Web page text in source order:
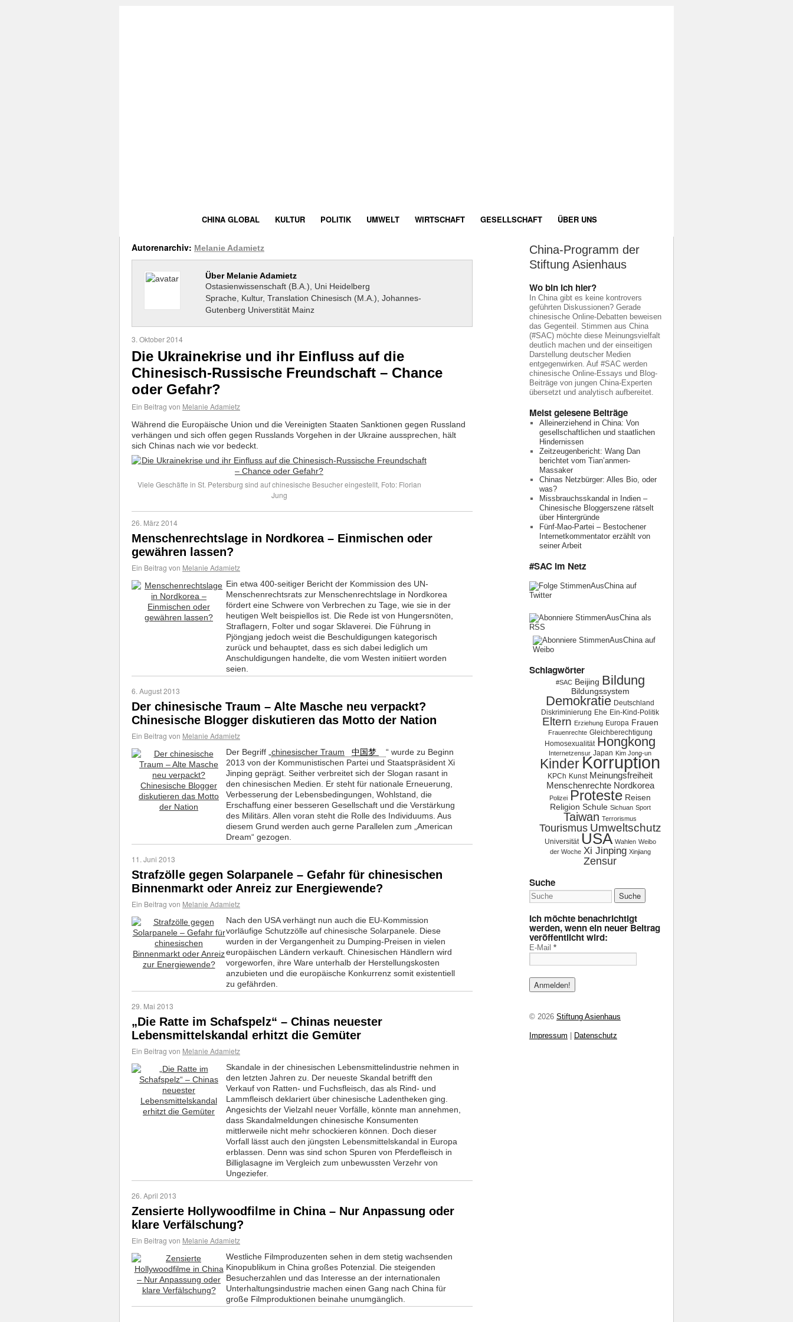
CHINA GLOBAL KULTUR POLITIK UMWELT WIRTSCHAFT GESELLSCHAFT ÜBER UNS
Autorenarchiv: Melanie Adamietz
Über Melanie Adamietz
Ostasienwissenschaft (B.A.), Uni Heidelberg
Sprache, Kultur, Translation Chinesisch (M.A.), Johannes-
Gutenberg Universtität Mainz
3. Oktober 2014
Die Ukrainekrise und ihr Einfluss auf die
Chinesisch-Russische Freundschaft – Chance
oder Gefahr?
Ein Beitrag von Melanie Adamietz
Während die Europäische Union und die Vereinigten Staaten Sanktionen gegen Russland
verhängen und sich offen gegen Russlands Vorgehen in der Ukraine aussprechen, hält
sich Chinas nach wie vor bedeckt.
Viele Geschäfte in St. Petersburg sind auf chinesische Besucher eingestellt, Foto: Florian
Jung
26. März 2014
Menschenrechtslage in Nordkorea – Einmischen oder
gewähren lassen?
Ein Beitrag von Melanie Adamietz
Ein etwa 400-seitiger Bericht der Kommission des UN-
Menschenrechtsrats zur Menschenrechtslage in Nordkorea
fördert eine Schwere von Verbrechen zu Tage, wie sie in der
heutigen Welt beispiellos ist. Die Rede ist von Hungersnöten,
Straflagern, Folter und sogar Sklaverei. Die Führung in
Pjöngjang jedoch weist die Beschuldigungen kategorisch
zurück und behauptet, dass es sich dabei lediglich um
Anschuldigungen handelte, die vom Westen initiiert worden
seien.
6. August 2013
Der chinesische Traum – Alte Masche neu verpackt?
Chinesische Blogger diskutieren das Motto der Nation
Ein Beitrag von Melanie Adamietz
Der Begriff „ chinesischer Traum 中国梦
“ wurde zu Beginn
2013 von der Kommunistischen Partei und Staatspräsident Xi
Jinping geprägt. Seither verbreitet sich der Slogan rasant in
den chinesischen Medien. Er steht für nationale Erneuerung,
Verbesserung der Lebensbedingungen, Wohlstand, die
Erschaffung einer besseren Gesellschaft und die Verstärkung
des Militärs. Allen voran steht die Rolle des Individuums. Aus
diesem Grund werden auch gerne Parallelen zum „American
Dream“ gezogen.
11. Juni 2013
Strafzölle gegen Solarpanele – Gefahr für chinesischen
Binnenmarkt oder Anreiz zur Energiewende?
Ein Beitrag von Melanie Adamietz
Nach den USA verhängt nun auch die EU-Kommission
vorläufige Schutzzölle auf chinesische Solarpanele. Diese
wurden in der Vergangenheit zu Dumping-Preisen in vielen
europäischen Ländern verkauft. Chinesischen Händlern wird
vorgeworfen, ihre Ware unterhalb der Herstellungskosten
anzubieten und die europäische Konkurrenz somit existentiell
zu gefährden.
29. Mai 2013
„Die Ratte im Schafspelz“ – Chinas neuester
Lebensmittelskandal erhitzt die Gemüter
Ein Beitrag von Melanie Adamietz
Skandale in der chinesischen Lebensmittelindustrie nehmen in
den letzten Jahren zu. Der neueste Skandal betrifft den
Verkauf von Ratten- und Fuchsfleisch, das als Rind- und
Lammfleisch deklariert über chinesische Ladentheken ging.
Angesichts der Vielzahl neuer Vorfälle, könnte man annehmen,
dass Skandalmeldungen chinesische Konsumenten
mittlerweile nicht mehr schockieren können. Doch dieser
Vorfall lässt auch den jüngsten Lebensmittelskandal in Europa
erblassen. Denn was sind schon Spuren von Pferdefleisch in
Billiglasagne im Vergleich zum unbewussten Verzehr von
Ungeziefer.
26. April 2013
Zensierte Hollywoodfilme in China – Nur Anpassung oder
klare Verfälschung?
Ein Beitrag von Melanie Adamietz
Westliche Filmproduzenten sehen in dem stetig wachsenden
Kinopublikum in China großes Potenzial. Die steigenden
Besucherzahlen und das Interesse an der internationalen
Unterhaltungsindustrie machen einen Gang nach China für
große Filmproduktionen beinahe unumgänglich.
China-Programm der
Stiftung Asienhaus
Wo bin ich hier?
In China gibt es keine kontrovers
geführten Diskussionen? Gerade
chinesische Online-Debatten beweisen
das Gegenteil. Stimmen aus China
(#SAC) möchte diese Meinungsvielfalt
deutlich machen und der einseitigen
Darstellung deutscher Medien
entgegenwirken. Auf #SAC werden
chinesische Online-Essays und Blog-
Beiträge von jungen China-Experten
übersetzt und analytisch aufbereitet.
Meist gelesene Beiträge
Alleinerziehend in China: Von
gesellschaftlichen und staatlichen
Hindernissen
Zeitzeugenbericht: Wang Dan
berichtet vom Tian’anmen-
Massaker
Chinas Netzbürger: Alles Bio, oder
was?
Missbrauchsskandal in Indien –
Chinesische Bloggerszene rätselt
über Hintergründe
Fünf-Mao-Partei – Bestochener
Internetkommentator erzählt von
seiner Arbeit
#SAC im Netz
Schlagwörter
#SAC Beijing Bildung
Bildungssystem
Demokratie Deutschland
Diskriminierung Ehe Ein-Kind-Politik
Eltern Erziehung Europa Frauen
Frauenrechte Gleichberechtigung
Homosexualität Hongkong
Internetzensur Japan Kim Jong-un
KinderKorruption
KPCh Kunst Meinungsfreiheit
Menschenrechte Nordkorea
Polizei Proteste Reisen
Religion Schule Sichuan Sport
Taiwan Terrorismus
Tourismus Umweltschutz
Universität USA Wahlen Weibo
der Woche Xi Jinping Xinjiang
Zensur
Suche
Ich möchte benachrichtigt
werden, wenn ein neuer Beitrag
veröffentlicht wird:
E-Mail *
© 2026 Stiftung Asienhaus
Impressum Datenschutz